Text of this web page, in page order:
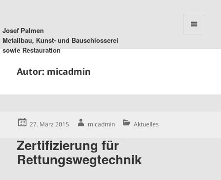
Josef Palmen
Metallbau, Kunst- und Bauschlosserei
sowie Restauration
Autor: micadmin
Posted
27. März 2015 Author
micadmin Categories
Aktuelles
Zertifizierung für
Rettungswegtechnik